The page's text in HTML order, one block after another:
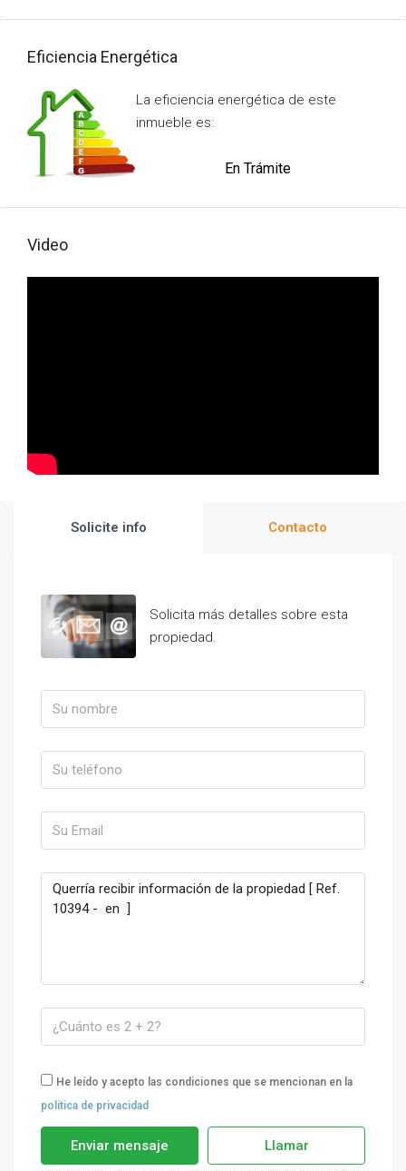
Eficiencia Energética
La eficiencia energética de este
inmueble es:
En Trámite
Video
Solicite info Contacto
Solicita más detalles sobre esta
propiedad.
He leído y acepto las condiciones que se mencionan en la
política de privacidad
Enviar mensaje Llamar